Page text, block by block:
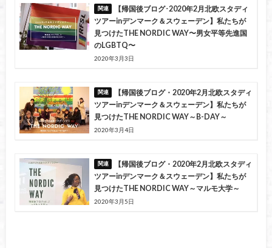
【帰国後ブログ･2020年2月北欧スタディ
ツアーinデンマーク＆スウェーデン】私たちが
見つけたTHE NORDIC WAY〜男女平等先進国
のLGBTQ〜
2020年3月3日
【帰国後ブログ・2020年2月北欧スタディ
ツアーinデンマーク＆スウェーデン】私たちが
見つけたTHE NORDIC WAY～B-DAY～
2020年3月4日
【帰国後ブログ・2020年2月北欧スタディ
ツアーinデンマーク＆スウェーデン】私たちが
見つけたTHE NORDIC WAY～マルモ大学～
2020年3月5日